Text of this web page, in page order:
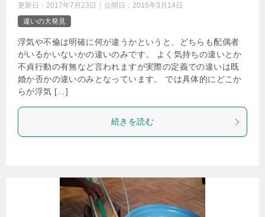
更新日： 2017年7月23日 公開日： 2016年3月14日
違いの大発見
浮気や不倫は明確に何が違うかというと、どちらも配偶者
がいるかいないかの違いのみです。 よく気持ちの違いとか
不貞行動の有無など言われますが実際の定義での違いは既
婚か否かの違いのみとなっています。 では具体的にどこか
らが浮気 […]
続きを読む